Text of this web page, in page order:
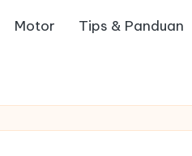
Motor Tips & Panduan